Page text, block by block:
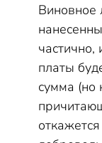
Виновное
частично,
платы
сумма (но